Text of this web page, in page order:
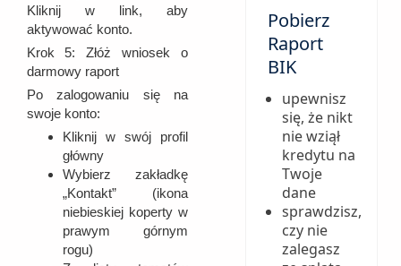
Kliknij w link, aby
aktywować konto.
Krok 5: Złóż wniosek o
darmowy raport
Po zalogowaniu się na
swoje konto:
Kliknij w swój profil
główny
Wybierz zakładkę
„Kontakt” (ikona
niebieskiej koperty w
prawym górnym
rogu)
Pobierz
Raport
BIK
upewnisz
się, że nikt
nie wziął
kredytu na
Twoje
dane
sprawdzisz,
czy nie
zalegasz